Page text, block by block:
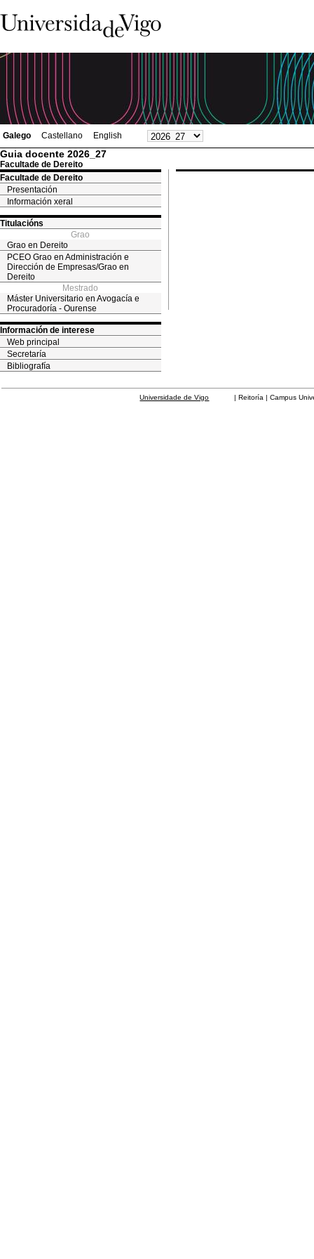
Galego Castellano English
Guia docente 2026_27
Facultade de Dereito
Facultade de Dereito
Presentación
Información xeral
Titulacións
Grao
Grao en Dereito
PCEO Grao en Administración e
Dirección de Empresas/Grao en
Dereito
Mestrado
Máster Universitario en Avogacía e
Procuradoría - Ourense
Información de interese
Web principal
Secretaría
Bibliografía
Universidade de Vigo | Reitoría | Campus